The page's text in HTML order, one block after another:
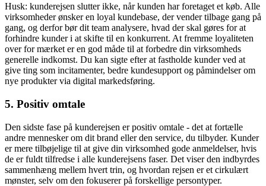
Husk: kunderejsen slutter ikke, når kunden har foretaget et køb. Alle
virksomheder ønsker en loyal kundebase, der vender tilbage gang på
gang, og derfor bør dit team analysere, hvad der skal gøres for at
forhindre kunder i at skifte til en konkurrent. At fremme loyaliteten
over for mærket er en god måde til at forbedre din virksomheds
generelle indkomst. Du kan sigte efter at fastholde kunder ved at
give ting som incitamenter, bedre kundesupport og påmindelser om
nye produkter via digital markedsføring.
5. Positiv omtale
Den sidste fase på kunderejsen er positiv omtale - det at fortælle
andre mennesker om dit brand eller den service, du tilbyder. Kunder
er mere tilbøjelige til at give din virksomhed gode anmeldelser, hvis
de er fuldt tilfredse i alle kunderejsens faser. Det viser den indbyrdes
sammenhæng mellem hvert trin, og hvordan rejsen er et cirkulært
mønster, selv om den fokuserer på forskellige persontyper.